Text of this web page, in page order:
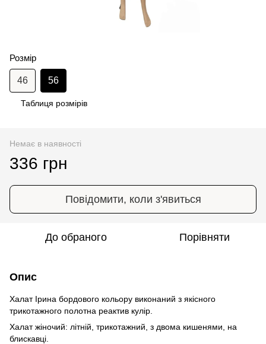
Розмір
46 56
Таблиця розмірів
Немає в наявності
336 грн
Повідомити, коли з'явиться
До обраного Порівняти
Опис
Халат Ірина бордового кольору виконаний з якісного
трикотажного полотна реактив кулір.
Халат жіночий: літній, трикотажний, з двома кишенями, на
блискавці.